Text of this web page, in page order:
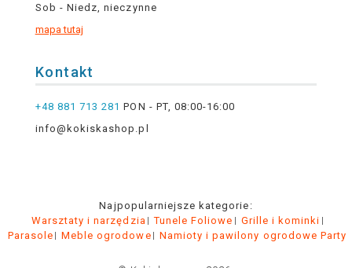
Sob - Niedz, nieczynne
mapa tutaj
Kontakt
+48 881 713 281 PON - PT, 08:00-16:00
info@kokiskashop.pl
Najpopularniejsze kategorie:
Warsztaty i narzędzia
Tunele Foliowe
Grille i kominki
Parasole
Meble ogrodowe Namioty i pawilony ogrodowe Party